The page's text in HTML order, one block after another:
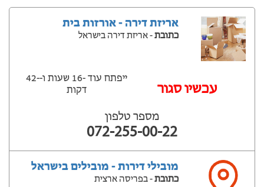
אריזת דירה - אורזות בית
כתובת- אריזת דירה בישראל
‫עכשיו סגור
ייפתח עוד -16 שעות ‫ו--42
דקות
מספר טלפון
072-255-00-22
מובילי דירות - מובילים בישראל
כתובת- בפריסה ארצית